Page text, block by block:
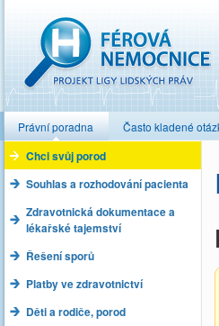
Právní poradna Často kladené
Chci svůj porod
Souhlas a rozhodování pacienta
Zdravotnická dokumentace a
lékařské tajemství
Řešení sporů
Platby ve zdravotnictví
Děti a rodiče, porod